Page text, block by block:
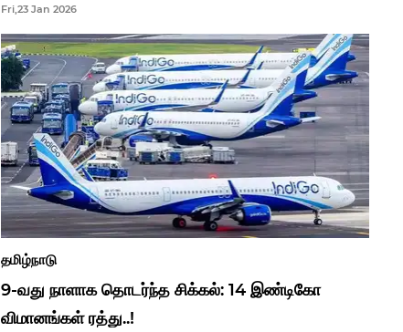
Fri,23 Jan 2026
தமிழ்நாடு
9-வது நாளாக தொடர்ந்த சிக்கல்: 14 இண்டிகோ
விமானங்கள் ரத்து..!